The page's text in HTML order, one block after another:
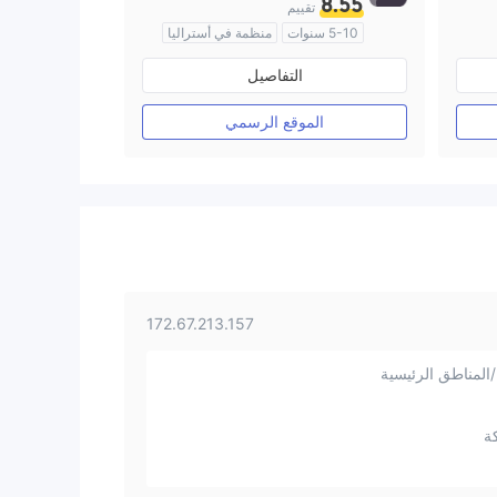
تقييم
5-10 سنوات
منظمة في أستراليا
صناعة السوق (MM)
رخصة كاملة ميتاتريدر ٤
التفاصيل
الموقع الرسمي
172.67.213.157
المناطق الرئيسية